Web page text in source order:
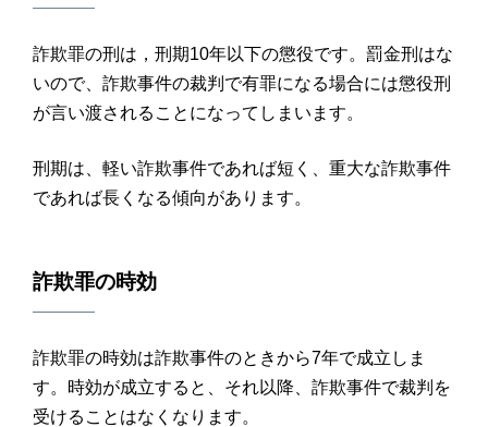
詐欺罪の刑は，刑期10年以下の懲役です。罰金刑はな
いので、詐欺事件の裁判で有罪になる場合には懲役刑
が言い渡されることになってしまいます。
刑期は、軽い詐欺事件であれば短く、重大な詐欺事件
であれば長くなる傾向があります。
詐欺罪の時効
詐欺罪の時効は詐欺事件のときから7年で成立しま
す。時効が成立すると、それ以降、詐欺事件で裁判を
受けることはなくなります。